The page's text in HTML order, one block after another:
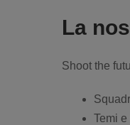
La
Shoot the
Temi